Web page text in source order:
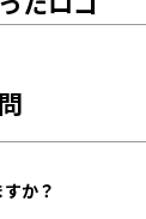
か？